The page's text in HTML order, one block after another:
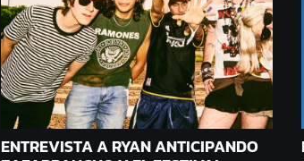
ENTREVISTA A RYAN ANTICIPANDO